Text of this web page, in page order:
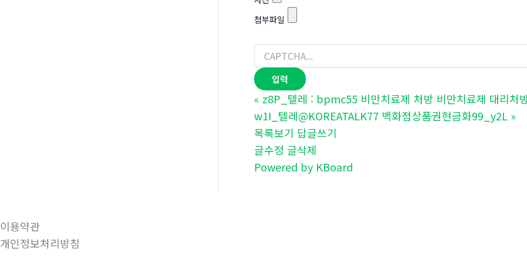
첨부파일
« z8P_텔레 : bpmc55 비만치료제 처방 비만치료제 대리처
w1I_텔레@KOREATALK77 백화점상품권현금화99_y2L »
목록보기 답글쓰기
글수정 글삭제
Powered by KBoard
이용약관
개인정보처리방침